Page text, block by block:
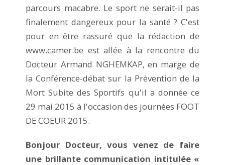
parcours macabre. Le sport ne serait-il pas
finalement dangereux pour la santé ? C'est
pour en être rassuré que la rédaction de
www.camer.be est allée à la rencontre du
Docteur Armand NGHEMKAP, en marge de
la Conférence-débat sur la Prévention de la
Mort Subite des Sportifs qu'il a donnée ce
29 mai 2015 à l'occasion des journées FOOT
DE COEUR 2015.
Bonjour Docteur, vous venez de faire
une brillante communication intitulée «